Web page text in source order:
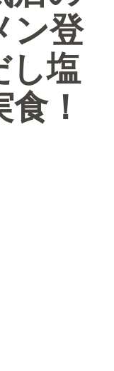
ン登
し塩
！